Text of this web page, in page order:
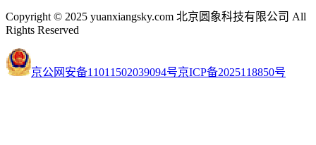
Copyright © 2025 yuanxiangsky.com 北京圆象科技有限公司 All
Rights Reserved
京公网安备11011502039094号京ICP备2025118850号